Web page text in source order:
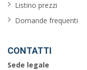
Listino prezzi
Domande frequenti
CONTATTI
Sede legale